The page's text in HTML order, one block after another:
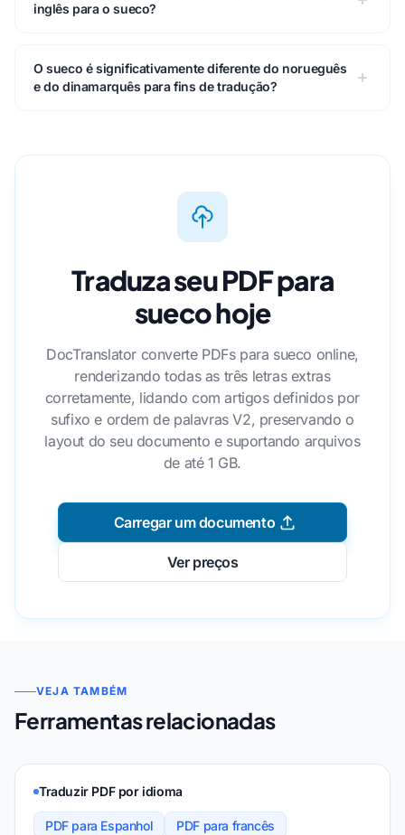
inglês para o sueco?
O sueco é significativamente diferente do norueguês
e do dinamarquês para fins de tradução?
Traduza seu PDF para
sueco hoje
DocTranslator converte PDFs para sueco online,
renderizando todas as três letras extras
corretamente, lidando com artigos definidos por
sufixo e ordem de palavras V2, preservando o
layout do seu documento e suportando arquivos
de até 1 GB.
Carregar um documento
Ver preços
VEJA TAMBÉM
Ferramentas relacionadas
Traduzir PDF por idioma
PDF para Espanhol
PDF para francês